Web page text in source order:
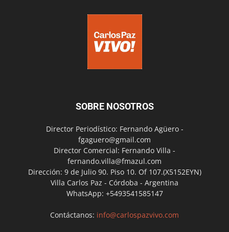
SOBRE NOSOTROS
Director Periodístico: Fernando Agüero -
fgaguero@gmail.com
Director Comercial: Fernando Villa -
fernando.villa@fmazul.com
Dirección: 9 de Julio 90. Piso 10. Of 107.(X5152EYN)
Villa Carlos Paz - Córdoba - Argentina
WhatsApp: +5493541585147
Contáctanos: info@carlospazvivo.com